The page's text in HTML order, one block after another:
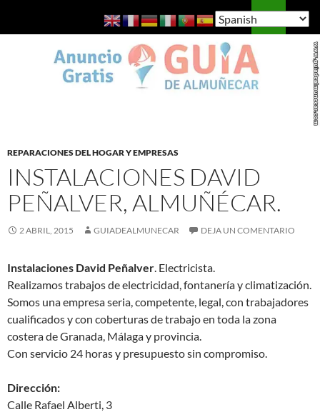
Guía de Almuñécar
MENÚ
REPARACIONES DEL HOGAR Y EMPRESAS
INSTALACIONES DAVID
PEÑALVER, ALMUÑÉCAR.
2 ABRIL, 2015 GUIADEALMUNECAR DEJA UN COMENTARIO
Instalaciones David Peñalver . Electricista.
Realizamos trabajos de electricidad, fontanería y climatización.
Somos una empresa seria, competente, legal, con trabajadores
cualificados y con coberturas de trabajo en toda la zona
costera de Granada, Málaga y provincia.
Con servicio 24 horas y presupuesto sin compromiso.
Dirección:
Calle Rafael Alberti, 3